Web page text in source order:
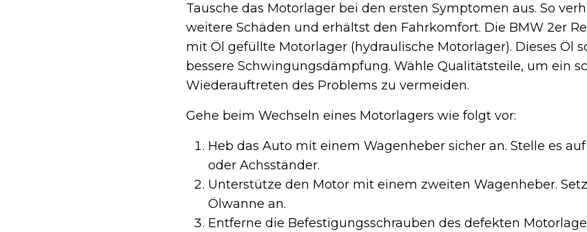
Tausche das Motorlager bei den ersten Symptomen aus. So
weitere Schäden und erhältst den Fahrkomfort. Die BMW 2er
mit Öl gefüllte Motorlager (hydraulische Motorlager). Dieses Öl
bessere Schwingungsdämpfung. Wähle Qualitätsteile, um ein
Wiederauftreten des Problems zu vermeiden.
Gehe beim Wechseln eines Motorlagers wie folgt vor:
Heb das Auto mit einem Wagenheber sicher an. Stelle es
oder Achsständer.
Unterstütze den Motor mit einem zweiten Wagenheber.
Ölwanne an.
Entferne die Befestigungsschrauben des defekten